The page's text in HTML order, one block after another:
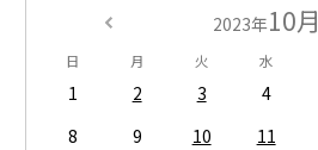
2023年10月
日 月 火 水
1 2 3 4
8
9 10 11